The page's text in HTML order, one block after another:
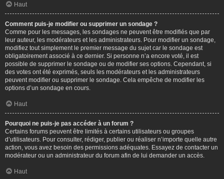
Haut
Comment puis-je modifier ou supprimer un sondage ?
Comme pour les messages, les sondages ne peuvent être modifiés que par
leur auteur, les modérateurs et les administrateurs. Pour modifier un sondage,
modifiez tout simplement le premier message du sujet car le sondage est
obligatoirement associé à ce dernier. Si personne n’a encore voté, il est
possible de supprimer le sondage ou de modifier ses options. Cependant, si
des votes ont été exprimés, seuls les modérateurs et les administrateurs
peuvent modifier ou supprimer le sondage. Cela empêche de modifier les
options d’un sondage en cours.
Haut
Pourquoi ne puis-je pas accéder à un forum ?
Certains forums peuvent être limités à certains utilisateurs ou groupes
d’utilisateurs. Pour consulter, rédiger, publier ou réaliser n’importe quelle autre
action, vous avez besoin des permissions adéquates. Essayez de contacter un
modérateur ou un administrateur du forum afin de lui demander un accès.
Haut